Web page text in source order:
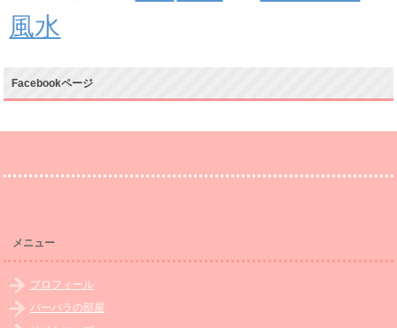
風水
Facebookページ
メニュー
プロフィール
バーバラの部屋